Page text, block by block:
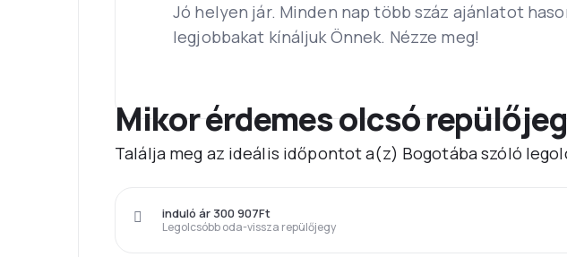
Jó helyen jár. Minden nap több száz ajánlatot
legjobbakat kínáljuk Önnek. Nézze meg!
Mikor érdemes olcsó
Találja meg az ideális időpontot a(z) Bogotába szóló
Legolcsóbb oda-vissza repülőjegy
induló ár 300 907Ft